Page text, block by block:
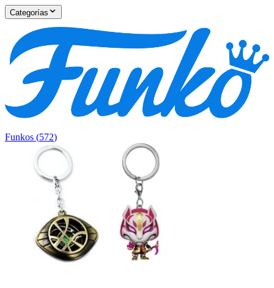
Categorías
Funkos (572)